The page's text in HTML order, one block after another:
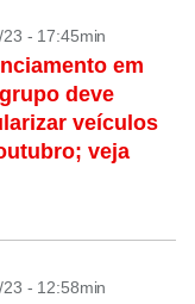
- 17:45min
em
deve
veículos
veja
- 12:58min